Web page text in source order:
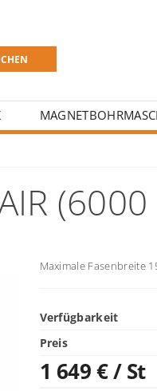
Maximale Fasenbreite
Verfügbarkeit
Preis
1 649 €/ St